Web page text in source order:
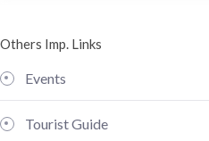
Others Imp. Links
Events
Tourist Guide